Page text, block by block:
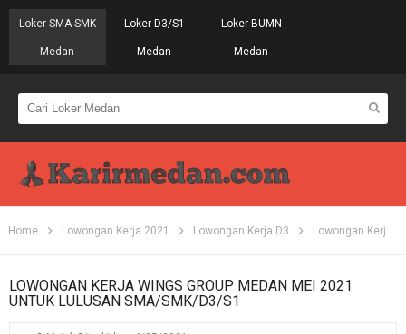
Loker SMA SMK
Medan
Loker D3/S1
Medan
Loker BUMN
Medan
Home Lowongan Kerja 2021 Lowongan Kerja D3 Lowongan Kerja S1
LOWONGAN KERJA WINGS GROUP MEDAN MEI 2021
UNTUK LULUSAN SMA/SMK/D3/S1